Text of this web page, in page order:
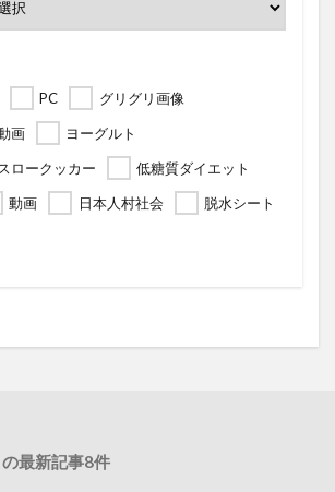
PC
グリグリ画像
画
ヨーグルト
ロークッカー
低糖質ダイエット
動画 日本人村社会 脱水シート
の最新記事8件